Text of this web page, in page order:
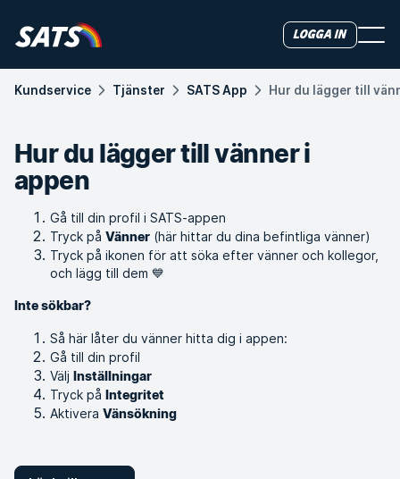
Logga in
Kundservice Tjänster SATS App Hur du lägger till
Hur du lägger till vänner i
appen
Gå till din profil i SATS-appen
Tryck på Vänner (här hittar du dina befintliga vänner)
Tryck på ikonen för att söka efter vänner och kollegor,
och lägg till dem 💙
Inte sökbar?
Så här låter du vänner hitta dig i appen:
Gå till din profil
Välj Inställningar
Tryck på Integritet
Aktivera Vänsökning